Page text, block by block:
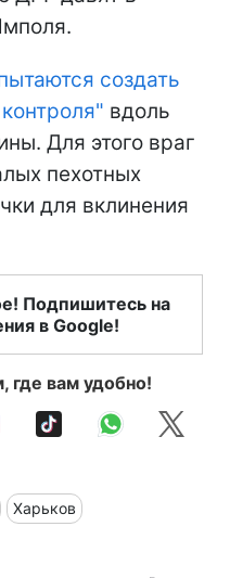
создать
вдоль
Для этого враг
пехотных
для вклинения
Подпишитесь на
в Google!
где вам удобно!
Харьков